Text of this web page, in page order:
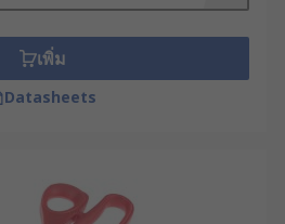
ตจากสเตนเลส หรือ
ซึ่งจะส่งผลต่อความทนทาน
มสามารถในการรักษา
ละการใช้งานในสภาพ
หมาะสำหรับการตัดวัสดุที่
นนุ่ม ในขณะที่ใบมีดแบบรอย
เพิ่ม
Datasheets